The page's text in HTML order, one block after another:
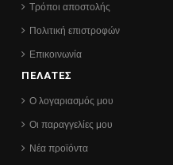
Τρόποι αποστολής
Πολιτική επιστροφών
Επικοινωνία
ΠΕΛΑΤΕΣ
Ο λογαριασμός μου
Οι παραγγελίες μου
Νέα προϊόντα